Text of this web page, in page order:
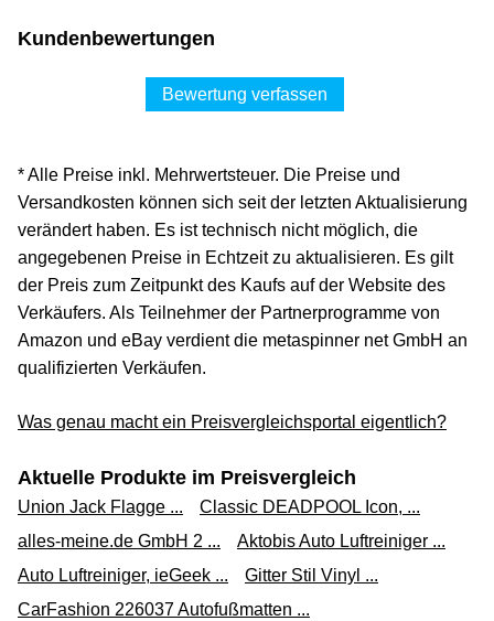
Kundenbewertungen
Bewertung verfassen
* Alle Preise inkl. Mehrwertsteuer. Die Preise und
Versandkosten können sich seit der letzten Aktualisierung
verändert haben. Es ist technisch nicht möglich, die
angegebenen Preise in Echtzeit zu aktualisieren. Es gilt
der Preis zum Zeitpunkt des Kaufs auf der Website des
Verkäufers. Als Teilnehmer der Partnerprogramme von
Amazon und eBay verdient die metaspinner net GmbH an
qualifizierten Verkäufen.
Was genau macht ein Preisvergleichsportal eigentlich?
Aktuelle Produkte im Preisvergleich
Union Jack Flagge ...
Classic DEADPOOL Icon, ...
alles-meine.de GmbH 2 ...
Aktobis Auto Luftreiniger ...
Auto Luftreiniger, ieGeek ...
Gitter Stil Vinyl ...
CarFashion 226037 Autofußmatten ...